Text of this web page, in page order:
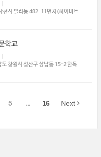
천시 벌리동 482-11번지(하이마트
학교
도 창원시 성산구 상남동 15-2 한독
5 ... 16 Next